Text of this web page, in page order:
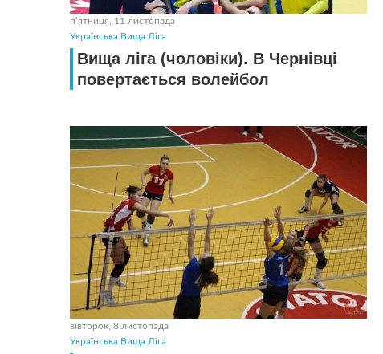
пʼятниця, 11 листопада
Українська Вища Ліга
Вища ліга (чоловіки). В Чернівці
повертається волейбол
вівторок, 8 листопада
Українська Вища Ліга